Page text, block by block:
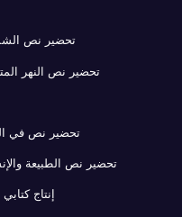
تحضير نص
تحضير نص النهر
تحضير نص في
تحضير نص الطبيعة
إنتاج